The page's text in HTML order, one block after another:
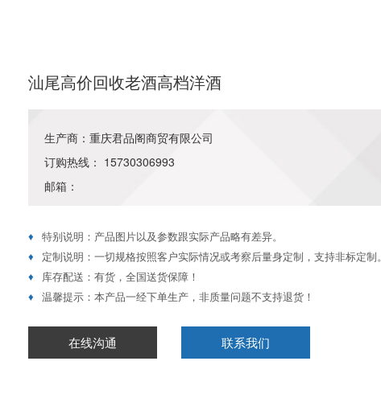
汕尾高价回收老酒高档洋酒
生产商：重庆君品阁商贸有限公司
订购热线： 15730306993
邮箱：
♦ 特别说明：产品图片以及参数跟实际产品略有差异。
♦
定制说明：一切规格按照客户实际情况或考察后量身定制，支持非标定制。
♦
库存配送：有货，全国送货保障！
♦ 温馨提示：本产品一经下单生产，非质量问题不支持退货！
在线沟通 联系我们